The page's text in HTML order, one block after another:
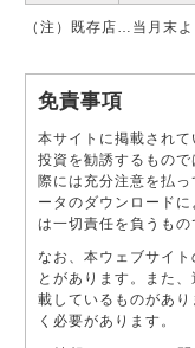
（注）既存店…当月末
免責事項
本サイトに掲載されて
投資を勧誘するもの
際には充分注意を払
ータのダウンロード
は一切責任を負うもの
なお、本ウェブサイ
とがあります。また
載しているものがあ
く必要があります。